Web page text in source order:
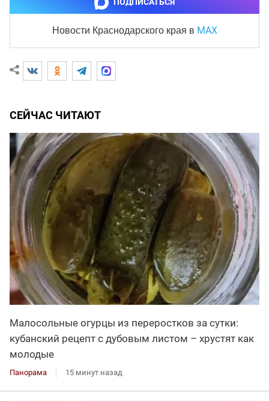
Новости Краснодарского края в MAX
СЕЙЧАС ЧИТАЮТ
Малосольные огурцы из переростков за сутки:
кубанский рецепт с дубовым листом – хрустят как
молодые
Панорама 15 минут назад